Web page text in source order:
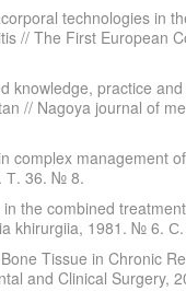
technologies in
// The First European
knowledge, practice
// Nagoya journal of
complex management
Т. 36. № 8.
the combined
khirurgiia, 1981. № 6.
Tissue in Chronic
and Clinical